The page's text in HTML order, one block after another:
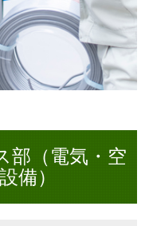
部（電気・空
備）